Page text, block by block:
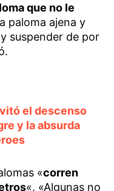
que no le
paloma ajena y
suspender de por
el descenso
y la absurda
«corren
«. «Algunas no